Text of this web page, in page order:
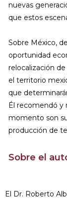
nuevas
que estos
Sobre México,
oportunidad
relocalización
el territorio
que
Él recomendó y
momento son
producción de
Sobre el
El Dr. Roberto